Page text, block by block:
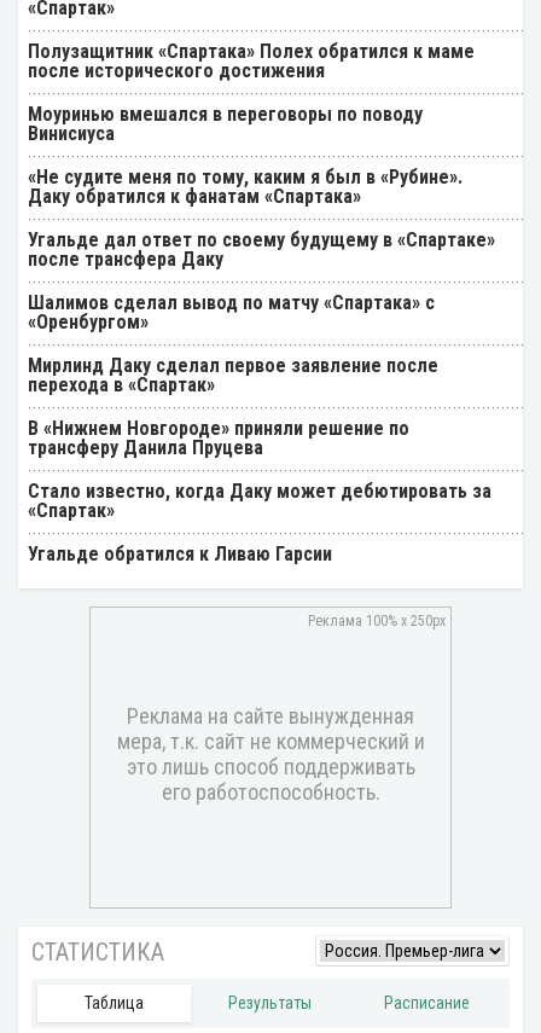
«Спартак»
Полузащитник «Спартака» Полех обратился к маме
после исторического достижения
Моуринью вмешался в переговоры по поводу
Винисиуса
«Не судите меня по тому, каким я был в «Рубине».
Даку обратился к фанатам «Спартака»
Угальде дал ответ по своему будущему в «Спартаке»
после трансфера Даку
Шалимов сделал вывод по матчу «Спартака» с
«Оренбургом»
Мирлинд Даку сделал первое заявление после
перехода в «Спартак»
В «Нижнем Новгороде» приняли решение по
трансферу Данила Пруцева
Стало известно, когда Даку может дебютировать за
«Спартак»
Угальде обратился к Ливаю Гарсии